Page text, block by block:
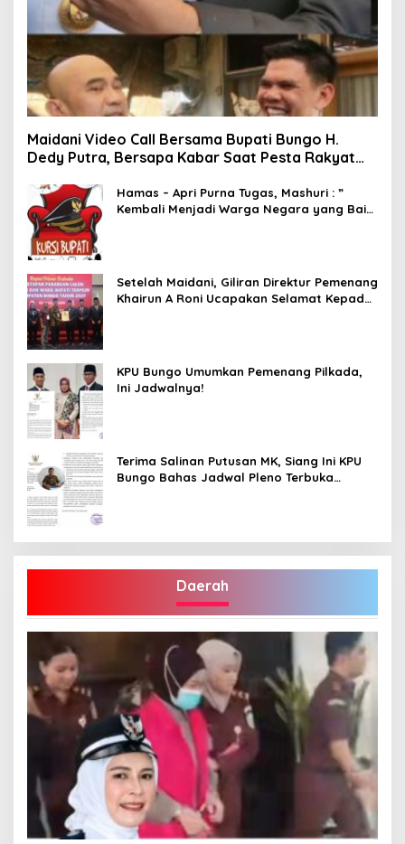
Maidani Video Call Bersama Bupati Bungo H.
Dedy Putra, Bersapa Kabar Saat Pesta Rakyat
Hamas – Apri Purna Tugas, Mashuri : ”
Kembali Menjadi Warga Negara yang Baik,
Setelah Maidani, Giliran Direktur Pemenang
Khairun A Roni Ucapakan Selamat Kepada
KPU Bungo Umumkan Pemenang Pilkada,
Ini Jadwalnya!
Terima Salinan Putusan MK, Siang Ini KPU
Bungo Bahas Jadwal Pleno Terbuka
Daerah